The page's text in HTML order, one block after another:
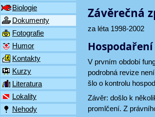
Biologie
Dokumenty
Fotografie
Humor
Kontakty
Kurzy
Literatura
Lokality
Nehody
Závěrečná
za léta 1998-2002
Hospodaření
V prvním období
podrobná revize
šlo o kontrolu
Závěr: došlo k
promlčení. Z